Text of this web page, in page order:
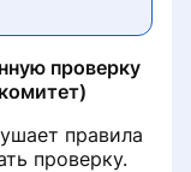
СНГ
приём
приём
кампании»
проверку
правила
проверку.